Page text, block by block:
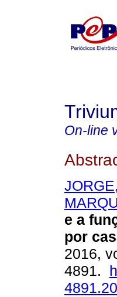
On-line
e a
por
2016,
4891.